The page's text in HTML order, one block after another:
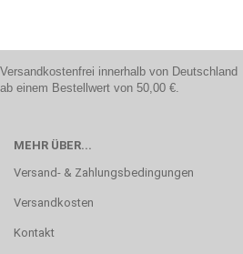
Versandkostenfrei innerhalb von Deutschland
ab einem Bestellwert von 50,00 €.
MEHR ÜBER...
Versand- & Zahlungsbedingungen
Versandkosten
Kontakt